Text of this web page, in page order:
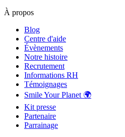
À propos
Blog
Centre d'aide
Évènements
Notre histoire
Recrutement
Informations RH
Témoignages
Smile Your Planet 🌍
Kit presse
Partenaire
Parrainage